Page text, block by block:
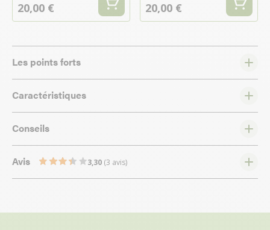
20,00 € 20,00 €
Les points forts
Caractéristiques
Conseils
Avis 3,30 (3 avis)